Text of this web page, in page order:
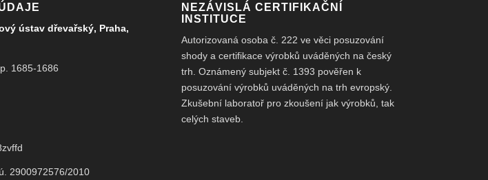
ústav dřevařský, Praha,
1685-1686
2900972576/2010
NEZÁVISLÁ CERTIFIKAČNÍ
INSTITUCE
Autorizovaná osoba č. 222 ve věci posuzování
shody a certifikace výrobků uváděných na český
trh. Oznámený subjekt č. 1393 pověřen k
posuzování výrobků uváděných na trh evropský.
Zkušební laboratoř pro zkoušení jak výrobků, tak
celých staveb.